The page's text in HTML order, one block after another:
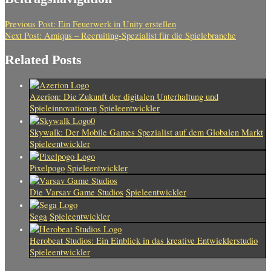
Previous Post: Ein Feuerwerk in Unity erstellen
Next Post: Amiqus – Recruiting-Spezialist für die Spielebranche
Related Posts
Azerion: Die Zukunft der digitalen Unterhaltung und
Spieleinnovationen Spieleentwickler
Skywalk: Der Mobile Games Spezialist auf dem Globalen Markt
Spieleentwickler
Pixelpogo Spieleentwickler
Die Varsav Game Studios Spieleentwickler
Sega Spieleentwickler
Herobeat Studios: Ein Einblick in das kreative Entwicklerstudio
Spieleentwickler